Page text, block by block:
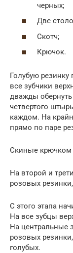
черных;
Две
Скотч;
Крючок.
Голубую резинку
все зубчики
дважды
четвертого
каждом. На
прямо по паре
Скиньте
На второй и
розовых
С этого этапа
На все зубцы
На центральные
розовых
голубых.